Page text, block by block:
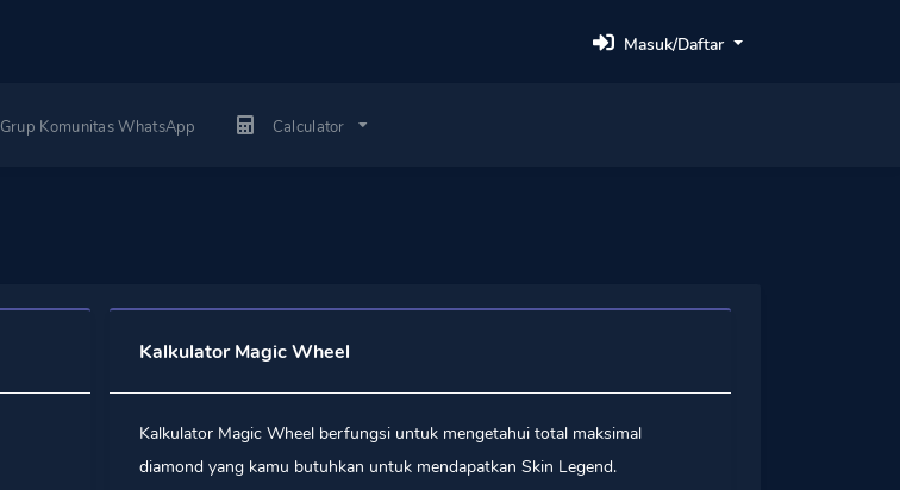
Masuk/Daftar
Grup Komunitas WhatsApp Calculator
Kalkulator Magic Wheel
Kalkulator Magic Wheel berfungsi untuk mengetahui total maksimal
diamond yang kamu butuhkan untuk mendapatkan Skin Legend.